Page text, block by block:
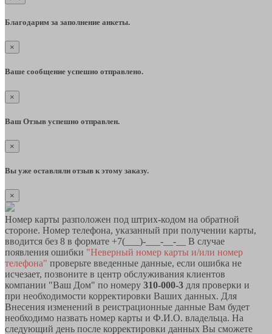
Благодарим за заполнение анкеты.
×
Ваше сообщение успешно отправлено.
×
Ваш Отзыв успешно отправлен.
×
Вы уже оставляли отзыв к этому заказу.
×
Номер карты разположен под штрих-кодом на обратной
стороне. Номер телефона, указанный при получении карты,
вводится без 8 в формате +7(___)-___-__-__ В случае
появления ошибки "Неверный номер карты и/или номер
телефона" проверьте введенные данные, если ошибка не
исчезает, позвоните в центр обслуживания клиентов
компании "Ваш Дом" по номеру 310-000-3 для проверки и
при необходимости корректировки Ваших данных. Для
Внесения изменений в реистрационные данные Вам будет
необходимо назвать номер карты и Ф.И.О. владельца. На
следующий день после корректировки данных Вы сможете